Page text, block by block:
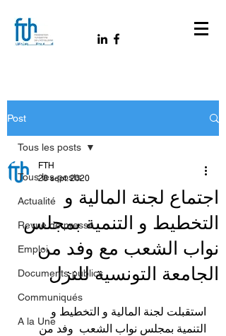
Post
Tous les posts
Actualité
Revue de presse
Emploi
Documents-publics
Communiqués
A la Une
Tous les posts
اجتماع لجنة المالية و
التخطيط و التنمية بمجلس
نواب الشعب مع وفد من
الجامعة التونسية للنزل
FTH
28 sept. 2020
استقبلت لجنة المالية و التخطيط و
التنمية بمجلس نواب الشعب  وفد من